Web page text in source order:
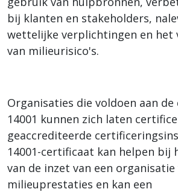
bij klanten en stakeholders,
wettelijke verplichtingen en het
van milieurisico's.
Organisaties die voldoen aan de
14001 kunnen zich laten
geaccrediteerde
14001-certificaat kan helpen bij
van de inzet van een
milieuprestaties en kan een